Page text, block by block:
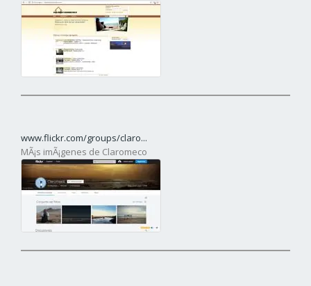
www.flickr.com/groups/claro...
MÃ¡s imÃ¡genes de Claromeco